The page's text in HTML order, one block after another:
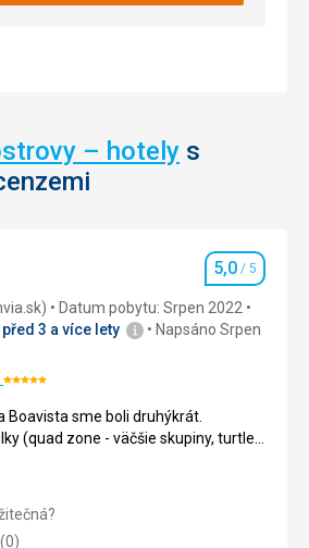
– hotely s
Hodnocení
5,0 / 5
recenze (Invia.sk)
Datum pobytu: Srpen 2022
3 a více lety
Napsáno Srpen
Hodnocení:
5/5
Boavista sme boli druhýkrát.
zone - väčšie skupiny, turtle
a priateľskými ľuďmi.
Boavista sme boli druhýkrát.
štvorkolky) Je to rozmanitá
(0)